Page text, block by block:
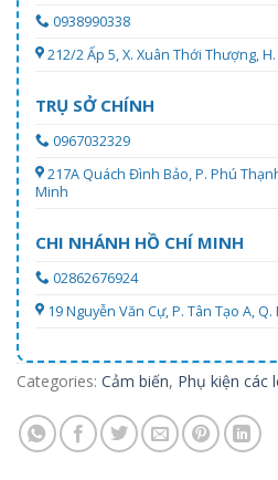
0938990338
212/2 Ấp 5, X. Xuân Thới Thượng,
TRỤ SỞ CHÍNH
0967032329
217A Quách Đình Bảo, P. Phú
Minh
CHI NHÁNH HỒ CHÍ MINH
02862676924
19 Nguyễn Văn Cự, P. Tân Tạo A,
Categories: Cảm biến, Phụ kiện các